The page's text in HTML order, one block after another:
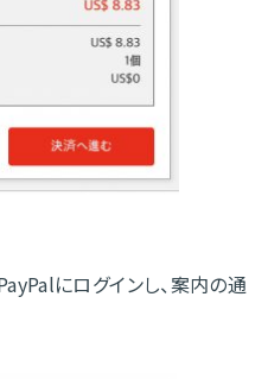
にログインし、案内の通